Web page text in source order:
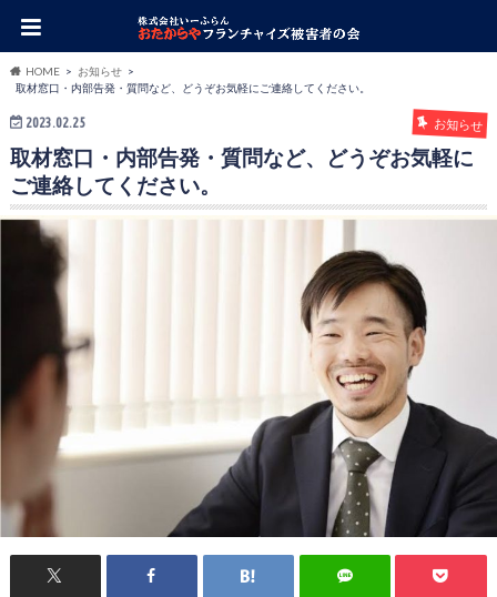
HOME
お知らせ
取材窓口・内部告発・質問など、どうぞお気軽にご連絡してください。
2023.02.25 お知らせ
取材窓口・内部告発・質問など、どうぞお気軽に
ご連絡してください。